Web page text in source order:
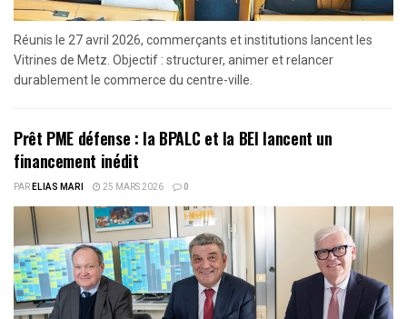
Réunis le 27 avril 2026, commerçants et institutions lancent les
Vitrines de Metz. Objectif : structurer, animer et relancer
durablement le commerce du centre-ville.
Prêt PME défense : la BPALC et la BEI lancent un
financement inédit
PARELIAS MARI 25 MARS 2026 0